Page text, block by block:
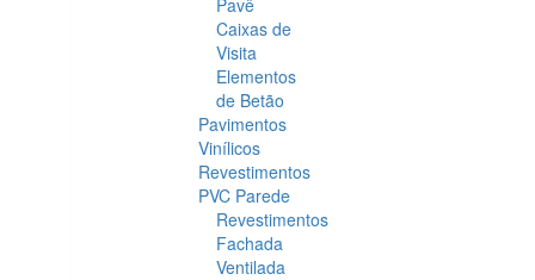
Pavê
Caixas de
Visita
Elementos
de Betão
Pavimentos
Vinílicos
Revestimentos
PVC Parede
Revestimentos
Fachada
Ventilada